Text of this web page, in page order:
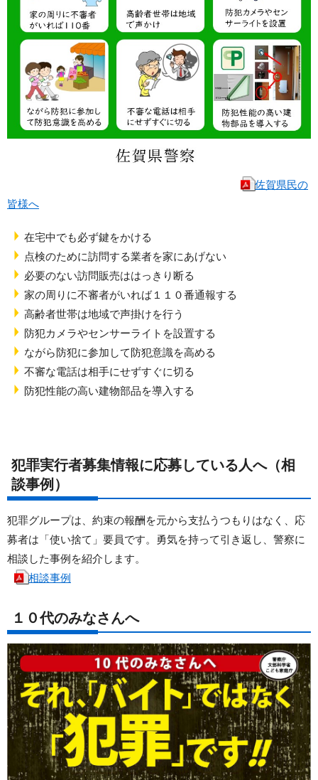
佐賀県民の
皆様へ
在宅中でも必ず鍵をかける
点検のために訪問する業者を家にあげない
必要のない訪問販売ははっきり断る
家の周りに不審者がいれば１１０番通報する
高齢者世帯は地域で声掛けを行う
防犯カメラやセンサーライトを設置する
ながら防犯に参加して防犯意識を高める
不審な電話は相手にせずすぐに切る
防犯性能の高い建物部品を導入する
犯罪実行者募集情報に応募している人へ（相
談事例）
犯罪グループは、約束の報酬を元から支払うつもりはなく、応
募者は「使い捨て」要員です。勇気を持って引き返し、警察に
相談した事例を紹介します。
相談事例
１０代のみなさんへ